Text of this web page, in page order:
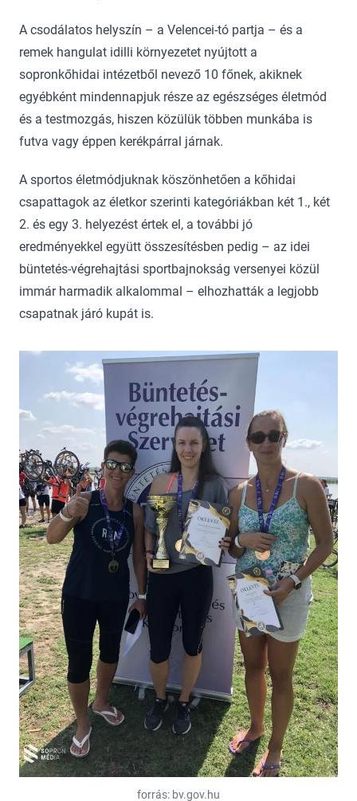
A csodálatos helyszín – a Velencei-tó partja – és a
remek hangulat idilli környezetet nyújtott a
sopronkőhidai intézetből nevező 10 főnek, akiknek
egyébként mindennapjuk része az egészséges életmód
és a testmozgás, hiszen közülük többen munkába is
futva vagy éppen kerékpárral járnak.
A sportos életmódjuknak köszönhetően a kőhidai
csapattagok az életkor szerinti kategóriákban két 1., két
2. és egy 3. helyezést értek el, a további jó
eredményekkel együtt összesítésben pedig – az idei
büntetés-végrehajtási sportbajnokság versenyei közül
immár harmadik alkalommal – elhozhatták a legjobb
csapatnak járó kupát is.
forrás: bv.gov.hu